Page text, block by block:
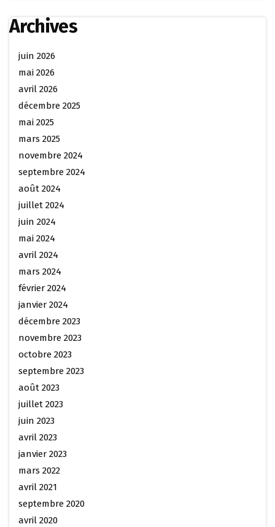
Archives
juin 2026
mai 2026
avril 2026
décembre 2025
mai 2025
mars 2025
novembre 2024
septembre 2024
août 2024
juillet 2024
juin 2024
mai 2024
avril 2024
mars 2024
février 2024
janvier 2024
décembre 2023
novembre 2023
octobre 2023
septembre 2023
août 2023
juillet 2023
juin 2023
avril 2023
janvier 2023
mars 2022
avril 2021
septembre 2020
avril 2020